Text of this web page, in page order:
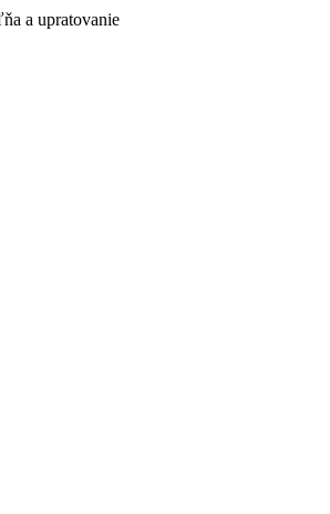
a upratovanie